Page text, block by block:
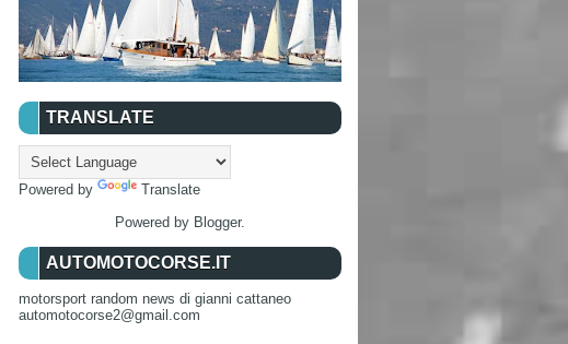
TRANSLATE
Powered by
Translate
Powered by Blogger.
AUTOMOTOCORSE.IT
motorsport random news di gianni cattaneo
automotocorse2@gmail.com